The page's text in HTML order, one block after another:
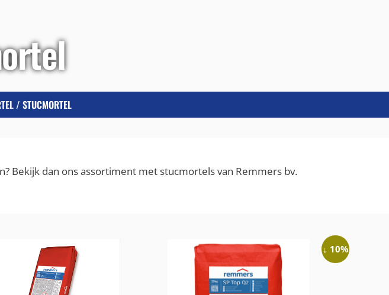
/ STUCMORTEL
Bekijk dan ons assortiment met stucmortels van Remmers bv.
↓ 10%